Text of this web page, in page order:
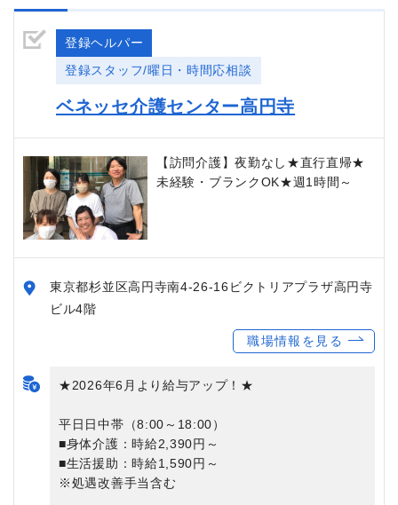
登録ヘルパー
登録スタッフ/曜日・時間応相談
ベネッセ介護センター高円寺
【訪問介護】夜勤なし★直行直帰★
未経験・ブランクOK★週1時間～
東京都杉並区高円寺南4-26-16ビクトリアプラザ高円寺
ビル4階
職場情報を見る
★2026年6月より給与アップ！★
平日日中帯（8:00～18:00）
■身体介護：時給2,390円～
■生活援助：時給1,590円～
※処遇改善手当含む